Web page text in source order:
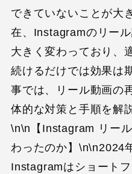
できていないことが大
在、Instagramのリー
大きく変わっており、
続けるだけでは効果は
事では、リール動画の
体的な対策と手順を解
\n\n【Instagram リー
わったのか】\n\n2024
Instagramはショート